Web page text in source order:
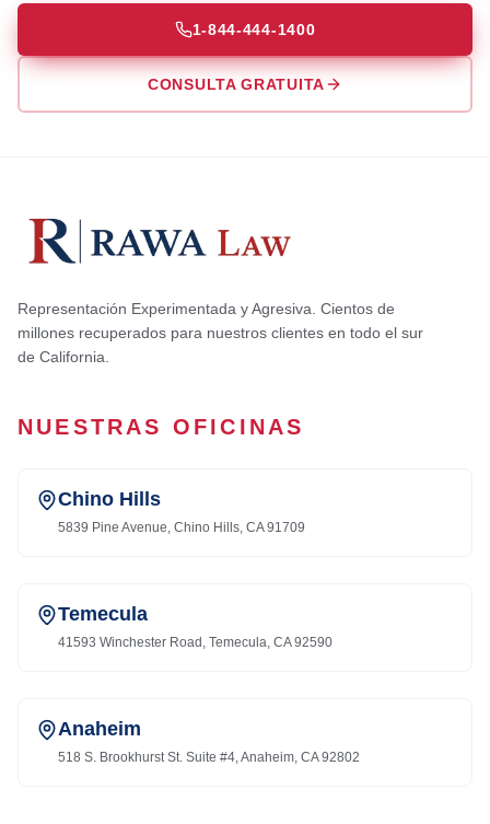
1-844-444-1400
CONSULTA GRATUITA
Representación Experimentada y Agresiva. Cientos de
millones recuperados para nuestros clientes en todo el sur
de California.
NUESTRAS OFICINAS
Chino Hills
5839 Pine Avenue, Chino Hills, CA 91709
Temecula
41593 Winchester Road, Temecula, CA 92590
Anaheim
518 S. Brookhurst St. Suite #4, Anaheim, CA 92802